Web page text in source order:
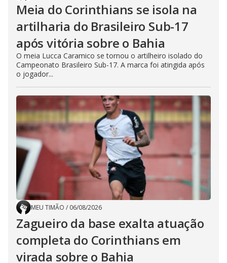
Meia do Corinthians se isola na
artilharia do Brasileiro Sub-17
após vitória sobre o Bahia
O meia Lucca Caramico se tornou o artilheiro isolado do
Campeonato Brasileiro Sub-17. A marca foi atingida após
o jogador...
MEU TIMÃO / 06/08/2026
Zagueiro da base exalta atuação
completa do Corinthians em
virada sobre o Bahia